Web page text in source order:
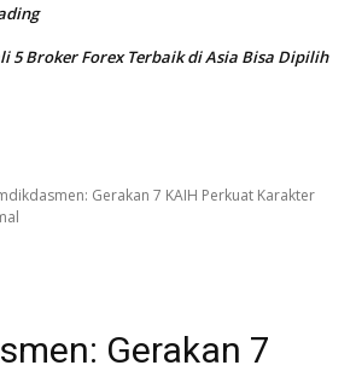
5 Broker Forex Terbaik di Asia Bisa Dipilih